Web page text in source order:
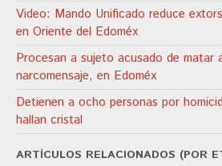
Video: Mando Unificado reduce
en Oriente del Edoméx
Procesan a sujeto acusado de matar
narcomensaje, en Edoméx
Detienen a ocho personas por
hallan cristal
ARTÍCULOS RELACIONADOS (POR